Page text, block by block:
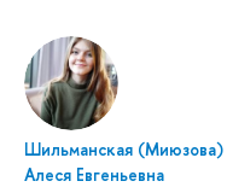
Шильманская (Миюзова)
Алеся Евгеньевна